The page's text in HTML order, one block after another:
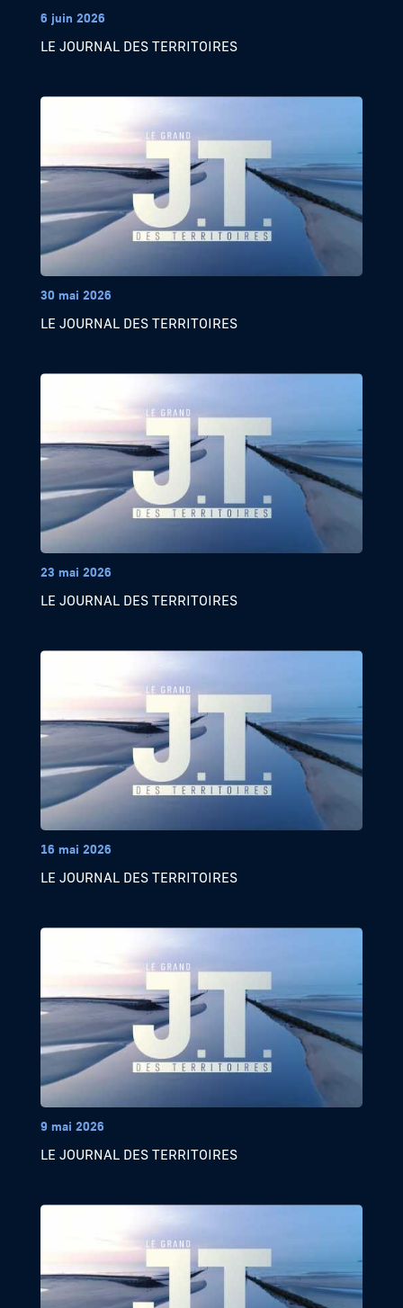
6 juin 2026
LE JOURNAL DES TERRITOIRES
30 mai 2026
LE JOURNAL DES TERRITOIRES
23 mai 2026
LE JOURNAL DES TERRITOIRES
16 mai 2026
LE JOURNAL DES TERRITOIRES
9 mai 2026
LE JOURNAL DES TERRITOIRES